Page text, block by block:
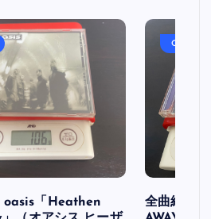
oasis「Heathen
OASIS
全曲紹介